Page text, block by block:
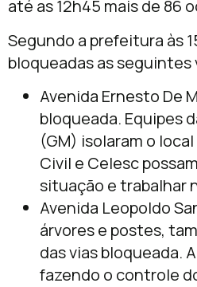
até as 12h45 mais de 86
Segundo a prefeitura às
bloqueadas as seguintes
Avenida Ernesto De
bloqueada. Equipes
(GM) isolaram o
Civil e Celesc
situação e trabalhar
Avenida Leopoldo
árvores e postes,
das vias bloqueada.
fazendo o controle